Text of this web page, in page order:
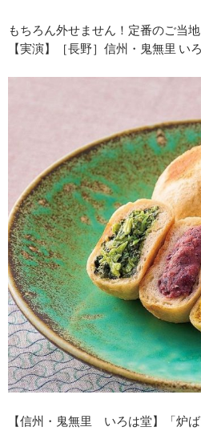
もちろん外せません！定番のご当
【実演】［長野］信州・鬼無里 い
【信州・鬼無里 いろは堂】「炉